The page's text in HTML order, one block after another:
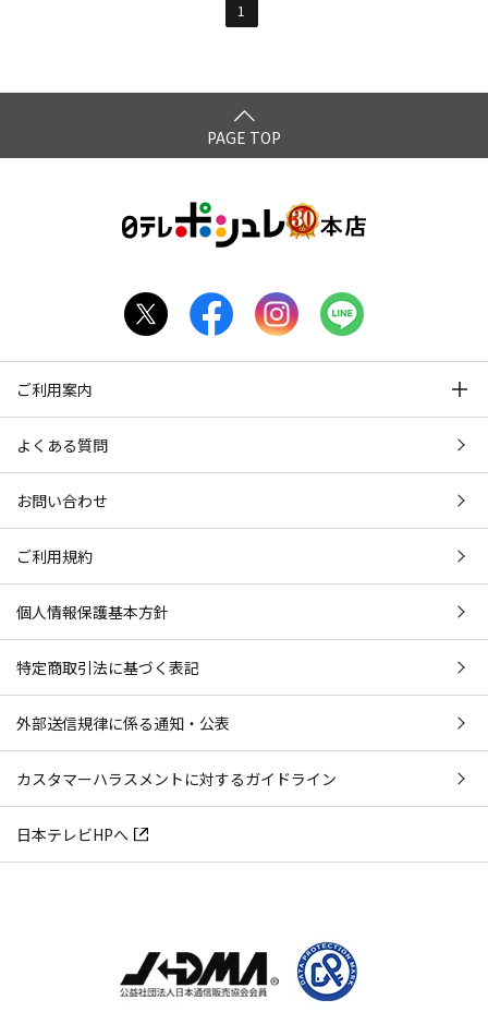
1
PAGE TOP
ご利用案内
よくある質問
お問い合わせ
ご利用規約
個人情報保護基本方針
特定商取引法に基づく表記
外部送信規律に係る通知・公表
カスタマーハラスメントに対するガイドライン
日本テレビHPへ